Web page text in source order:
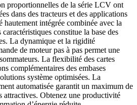
proportionnelles de la série LCV ont
dans des tracteurs et des applications
intégrée combinée avec la
constitue la base des
La dynamique et la rigidité
de moteur pas à pas permet une
La flexibilité des cartes
complémentaires des embases
système optimisées. La
automatisée garantit un maximum de
attractives. Obtenez une productivité